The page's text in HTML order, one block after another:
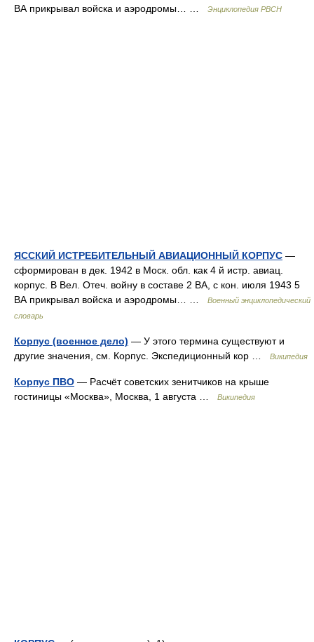
ВА прикрывал войска и аэродромы… …
Энциклопедия РВСН
ЯССКИЙ ИСТРЕБИТЕЛЬНЫЙ АВИАЦИОННЫЙ КОРПУС —
сформирован в дек. 1942 в Моск. обл. как 4 й истр. авиац.
корпус. В Вел. Отеч. войну в составе 2 ВА, с кон. июля 1943 5
ВА прикрывал войска и аэродромы… …
Военный энциклопедический
словарь
Корпус (военное дело) — У этого термина существуют и
другие значения, см. Корпус. Экспедиционный кор …
Википедия
Корпус ПВО — Расчёт советских зенитчиков на крыше
гостиницы «Москва», Москва, 1 августа …
Википедия